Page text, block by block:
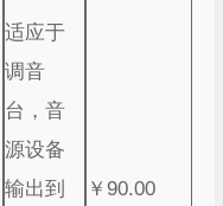
适应于
调音
台，音
源设备
输出到
￥90.00